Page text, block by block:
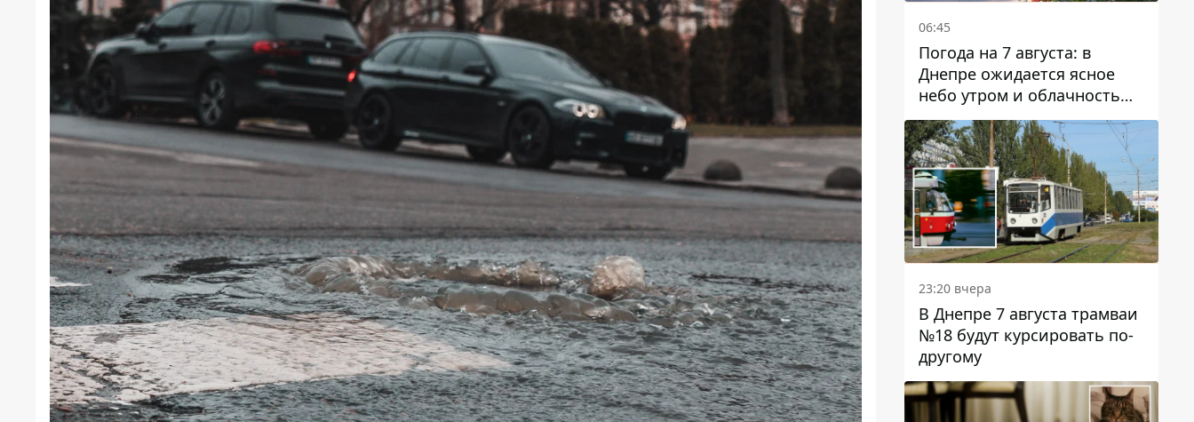
06:45
Погода на 7 августа: в
Днепре ожидается ясное
небо утром и облачность
после обеда
23:20 вчера
В Днепре 7 августа трамваи
№18 будут курсировать по-
другому